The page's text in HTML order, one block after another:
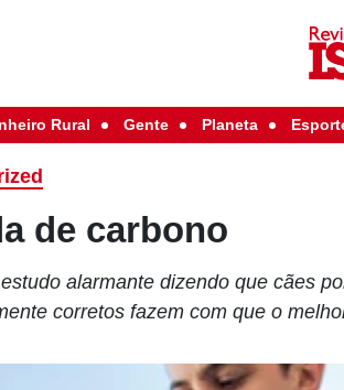
Rural Gente Planeta
de carbono
alarmante dizendo que cães
corretos fazem com que o